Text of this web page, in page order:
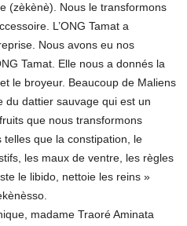
(zèkènè). Nous le transformons
L’ONG Tamat a
Nous avons eu nos
Tamat. Elle nous a donnés la
le broyeur. Beaucoup de Maliens
du dattier sauvage qui est un
que nous transformons
que la constipation, le
les maux de ventre, les règles
le libido, nettoie les reins »
madame Traoré Aminata